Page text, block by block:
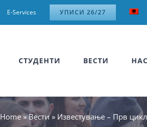
E-Services УПИСИ 26/27
СТУДЕНТИ ВЕСТИ
Home»Вести» Известување – Прв